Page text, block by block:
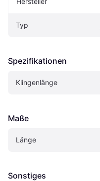
Typ
Spezifikationen
Klingenlänge
Maße
Länge
Sonstiges